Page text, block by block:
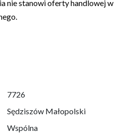
nie stanowi oferty handlowej w
7726
Sędziszów Małopolski
Wspólna